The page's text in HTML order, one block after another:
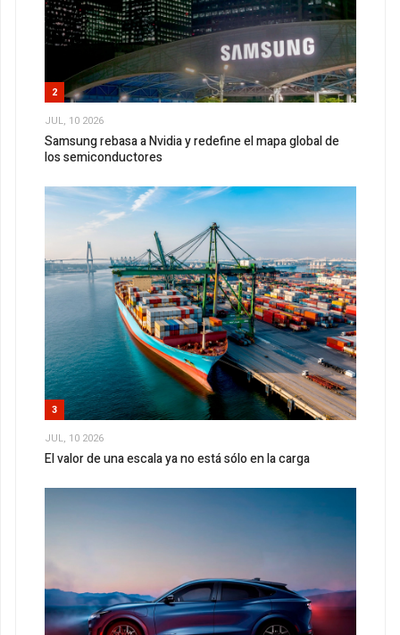
2
JUL, 10 2026
Samsung rebasa a Nvidia y redefine el mapa global de
los semiconductores
3
JUL, 10 2026
El valor de una escala ya no está sólo en la carga